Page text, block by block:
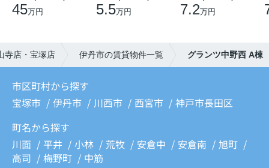
45万円 5.5万円 7.2万円
寺店・宝塚店 伊丹市の賃貸物件一覧 グランツ中野西 A棟
市区町村から探す
宝塚市
伊丹市 川西市 西宮市
神戸市長田区
町名から探す
川面
平井 小林 荒牧 安倉中 安倉南
旭町
高司
梅野町
中筋